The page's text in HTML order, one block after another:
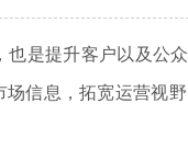
提升客户以及公
信息，拓宽运营视